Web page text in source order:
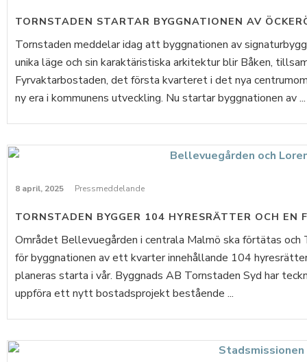
TORNSTADEN STARTAR BYGGNATIONEN AV
Tornstaden meddelar idag att byggnationen av
unika läge och sin karaktäristiska arkitektur blir Båken,
Fyrvaktarbostaden, det första kvarteret i det nya
ny era i kommunens utveckling. Nu startar byggnationen av ...
8 april, 2025 Pressmeddelande
TORNSTADEN BYGGER 104 HYRESRÄTTER OCH EN
Området Bellevuegården i centrala Malmö ska förtätas
för byggnationen av ett kvarter innehållande 104
planeras starta i vår. Byggnads AB Tornstaden Syd har
uppföra ett nytt bostadsprojekt bestående ...